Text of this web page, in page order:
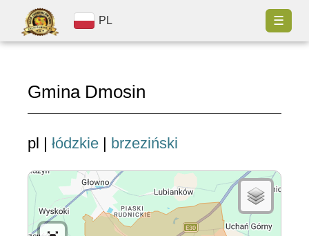
PL ☰
Gmina Dmosin
pl | łódzkie | brzeziński